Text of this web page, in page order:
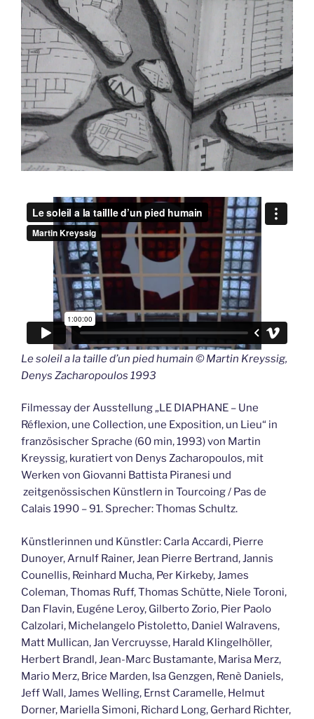
Le soleil a la taille d’un pied humain © Martin Kreyssig,
Denys Zacharopoulos 1993
Filmessay der Ausstellung „LE DIAPHANE – Une
Réflexion, une Collection, une Exposition, un Lieu“ in
französischer Sprache (60 min, 1993) von Martin
Kreyssig, kuratiert von Denys Zacharopoulos, mit
Werken von Giovanni Battista Piranesi und
zeitgenössischen Künstlern in Tourcoing / Pas de
Calais 1990 – 91. Sprecher: Thomas Schultz.
Künstlerinnen und Künstler: Carla Accardi, Pierre
Dunoyer, Arnulf Rainer, Jean Pierre Bertrand, Jannis
Counellis, Reinhard Mucha, Per Kirkeby, James
Coleman, Thomas Ruff, Thomas Schütte, Niele Toroni,
Dan Flavin, Eugéne Leroy, Gilberto Zorio, Pier Paolo
Calzolari, Michelangelo Pistoletto, Daniel Walravens,
Matt Mullican, Jan Vercruysse, Harald Klingelhöller,
Herbert Brandl, Jean-Marc Bustamante, Marisa Merz,
Mario Merz, Brice Marden, Isa Genzgen, Renè Daniels,
Jeff Wall, James Welling, Ernst Caramelle, Helmut
Dorner, Mariella Simoni, Richard Long, Gerhard Richter,